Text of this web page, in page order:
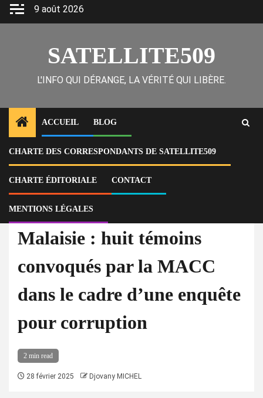
Skip
9 août 2026
SATELLITE509
L'INFO QUI DÉRANGE, LA VÉRITÉ QUI LIBÈRE.
ACCUEIL BLOG
CHARTE DES CORRESPONDANTS DE SATELLITE509
CHARTE ÉDITORIALE CONTACT
MENTIONS LÉGALES
Home
Actu
Malaisie : huit témoins convoqués par la MACC dans le cadre d’une
enquête pour corruption
À la Une Actu
Malaisie : huit témoins
convoqués par la MACC
dans le cadre d’une enquête
pour corruption
2 min read
28 février 2025 Djovany MICHEL